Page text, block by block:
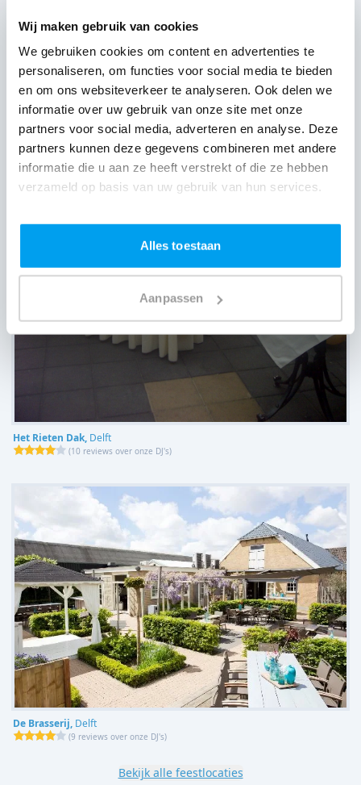
Wij maken gebruik van cookies
We gebruiken cookies om content en advertenties te
personaliseren, om functies voor social media te bieden
en om ons websiteverkeer te analyseren. Ook delen we
informatie over uw gebruik van onze site met onze
partners voor social media, adverteren en analyse. Deze
partners kunnen deze gegevens combineren met andere
informatie die u aan ze heeft verstrekt of die ze hebben
verzameld op basis van uw gebruik van hun services.
Alles toestaan
Aanpassen
Het Rieten Dak, Delft
(10 reviews over onze DJ's)
De Brasserij, Delft
(9 reviews over onze DJ's)
Bekijk alle feestlocaties